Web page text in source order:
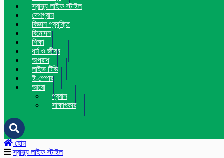
স্বাস্থ্য লাইফ স্টাইল
দেশগ্রাম
বিজ্ঞান প্রযুক্তি
বিনোদন
শিক্ষা
ধর্ম ও জীবন
অপরাধ
লাইভ টিভি
ই-পেপার
আরো
প্রবাস
সাক্ষাৎকার
হোম
স্বাস্থ্য লাইফ স্টাইল